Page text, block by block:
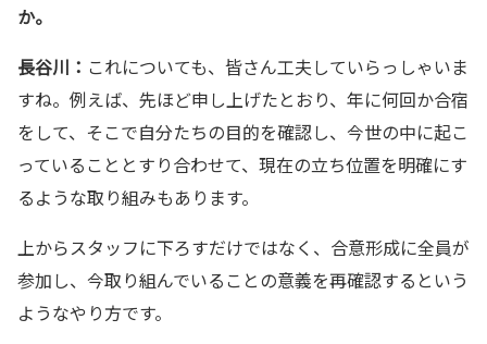
か。
長谷川： これについても、皆さん工夫していらっしゃいま
すね。例えば、先ほど申し上げたとおり、年に何回か合宿
をして、そこで自分たちの目的を確認し、今世の中に起こ
っていることとすり合わせて、現在の立ち位置を明確にす
るような取り組みもあります。
上からスタッフに下ろすだけではなく、合意形成に全員が
参加し、今取り組んでいることの意義を再確認するという
ようなやり方です。